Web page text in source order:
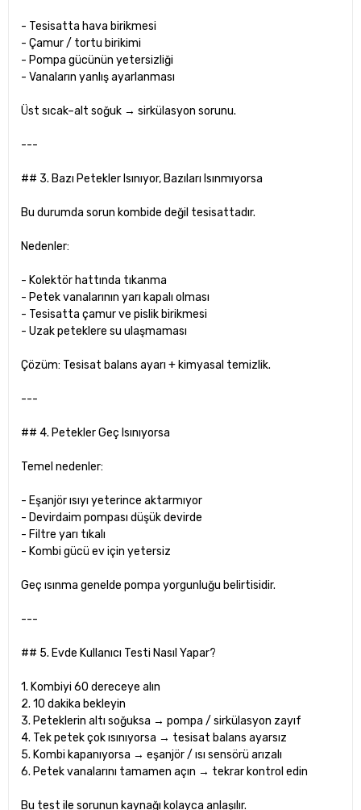
- Tesisatta hava birikmesi
- Çamur / tortu birikimi
- Pompa gücünün yetersizliği
- Vanaların yanlış ayarlanması
Üst sıcak–alt soğuk → sirkülasyon sorunu.
---
## 3. Bazı Petekler Isınıyor, Bazıları Isınmıyorsa
Bu durumda sorun kombide değil tesisattadır.
Nedenler:
- Kolektör hattında tıkanma
- Petek vanalarının yarı kapalı olması
- Tesisatta çamur ve pislik birikmesi
- Uzak peteklere su ulaşmaması
Çözüm: Tesisat balans ayarı + kimyasal temizlik.
---
## 4. Petekler Geç Isınıyorsa
Temel nedenler:
- Eşanjör ısıyı yeterince aktarmıyor
- Devirdaim pompası düşük devirde
- Filtre yarı tıkalı
- Kombi gücü ev için yetersiz
Geç ısınma genelde pompa yorgunluğu belirtisidir.
---
## 5. Evde Kullanıcı Testi Nasıl Yapar?
1. Kombiyi 60 dereceye alın
2. 10 dakika bekleyin
3. Peteklerin altı soğuksa → pompa / sirkülasyon zayıf
4. Tek petek çok ısınıyorsa → tesisat balans ayarsız
5. Kombi kapanıyorsa → eşanjör / ısı sensörü arızalı
6. Petek vanalarını tamamen açın → tekrar kontrol edin
Bu test ile sorunun kaynağı kolayca anlaşılır.